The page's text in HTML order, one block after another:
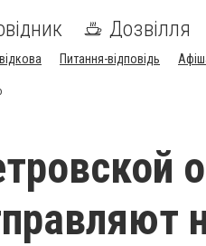
Дозвілля
Питання-відповідь